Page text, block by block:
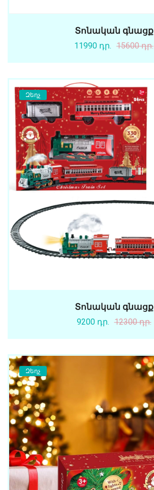
Տոնական գնացք
11990 դր. 15600 դր.
Զեղչ
Տոնական գնացք
9200 դր. 12300 դր.
Զեղչ